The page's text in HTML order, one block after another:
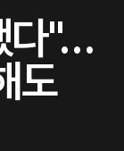
다"…
도